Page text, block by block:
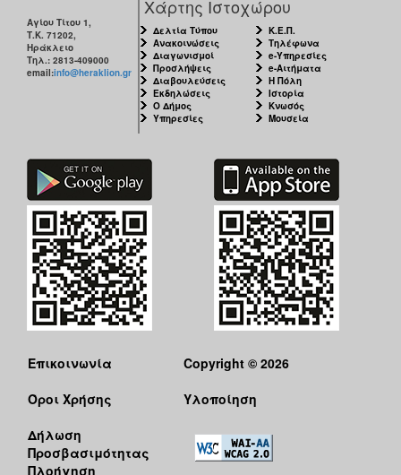
Αγίου Τίτου 1,
Τ.Κ. 71202,
Ηράκλειο
Τηλ.: 2813-409000
email:info@heraklion.gr
Χάρτης Ιστοχώρου
Δελτία Τύπου
Ανακοινώσεις
Διαγωνισμοί
Προσλήψεις
Διαβουλεύσεις
Εκδηλώσεις
Ο Δήμος
Υπηρεσίες
Κ.Ε.Π.
Τηλέφωνα
e-Υπηρεσίες
e-Αιτήματα
Η Πόλη
Ιστορία
Κνωσός
Μουσεία
Επικοινωνία
Όροι Χρήσης
Δήλωση
Προσβασιμότητας
Πλοήγηση
Copyright © 2026
Υλοποίηση